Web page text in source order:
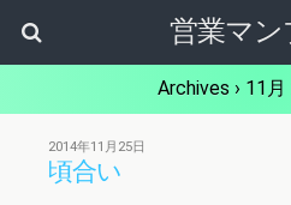
営業マン
Archives › 11
2014年11月25日
頃合い